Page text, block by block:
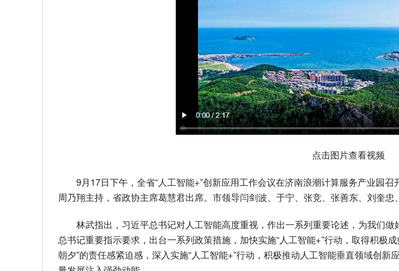
点击图片查看视频
9月17日下午，全省“人工智能+”创新应用工作会议在济南浪潮计算服务产业园
周乃翔主持，省政协主席葛慧君出席。市领导闫剑波、于宁、张竞、张善东、刘奎忠
林武指出，习近平总书记对人工智能高度重视，作出一系列重要论述，为我们
总书记重要指示要求，出台一系列政策措施，加快实施“人工智能+”行动，取得积极
朝夕”的责任感紧迫感，深入实施“人工智能+”行动，积极推动人工智能垂直领域创